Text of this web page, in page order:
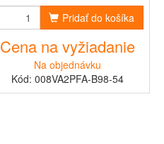
Pridať do košíka
Cena na vyžiadanie
Na objednávku
Kód: 008VA2PFA-B98-54